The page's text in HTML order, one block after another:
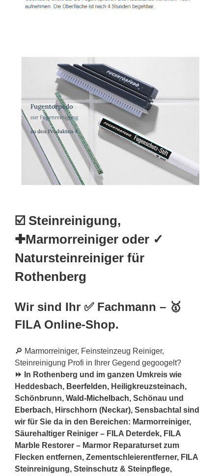
☑️ Steinreinigung,
✚Marmorreiniger oder ✓
Natursteinreiniger für
Rothenberg
Wir sind Ihr ✅ Fachmann – 🥇
FILA Online-Shop.
🔎 Marmorreiniger, Feinsteinzeug Reiniger,
Steinreinigung Profi in Ihrer Gegend gegoogelt?
⏩ In Rothenberg und im ganzen Umkreis wie
Heddesbach, Beerfelden, Heiligkreuzsteinach,
Schönbrunn, Wald-Michelbach, Schönau und
Eberbach, Hirschhorn (Neckar), Sensbachtal sind
wir für Sie da in den Bereichen: Marmorreiniger,
Säurehaltiger Reiniger – FILA Deterdek, FILA
Marble Restorer – Marmor Reparaturset zum
Flecken entfernen, Zementschleierentferner, FILA
Steinreinigung, Steinschutz & Steinpflege,